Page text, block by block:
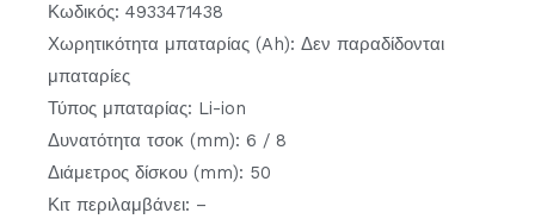
Κωδικός: 4933471438
Χωρητικότητα μπαταρίας (Ah): Δεν παραδίδονται
μπαταρίες
Τύπος μπαταρίας: Li-ion
Δυνατότητα τσοκ (mm): 6 / 8
Διάμετρος δίσκου (mm): 50
Κιτ περιλαμβάνει: –